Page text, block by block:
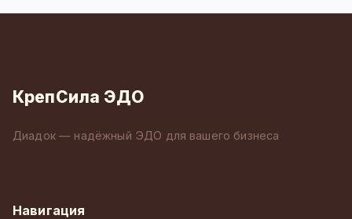
КрепСила ЭДО
Диадок — надёжный ЭДО для вашего бизнеса
Навигация